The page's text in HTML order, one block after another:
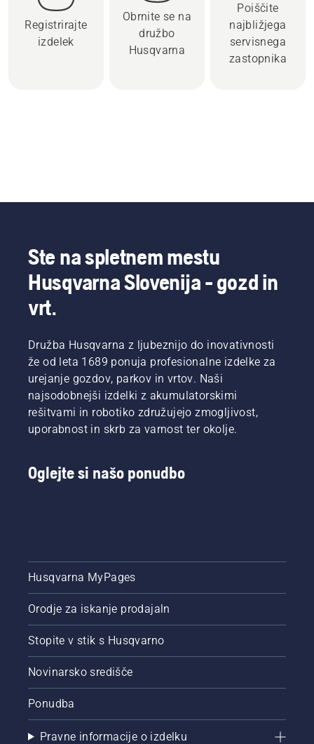
Registrirajte
izdelek
Obrnite se na
družbo
Husqvarna
Poiščite
najbližjega
servisnega
zastopnika
Ste na spletnem mestu
Husqvarna Slovenija - gozd in
vrt.
Družba Husqvarna z ljubeznijo do inovativnosti
že od leta 1689 ponuja profesionalne izdelke za
urejanje gozdov, parkov in vrtov. Naši
najsodobnejši izdelki z akumulatorskimi
rešitvami in robotiko združujejo zmogljivost,
uporabnost in skrb za varnost ter okolje.
Oglejte si našo ponudbo
Husqvarna MyPages
Orodje za iskanje prodajaln
Stopite v stik s Husqvarno
Novinarsko središče
Ponudba
Pravne informacije o izdelku